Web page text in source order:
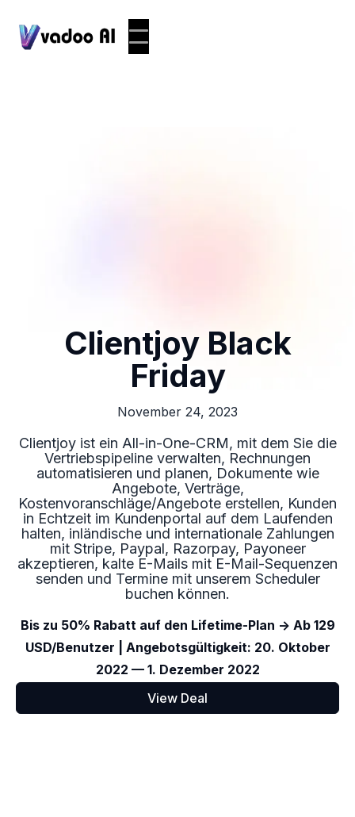
Clientjoy Black
Friday
November 24, 2023
Clientjoy ist ein All-in-One-CRM, mit dem Sie die
Vertriebspipeline verwalten, Rechnungen
automatisieren und planen, Dokumente wie
Angebote, Verträge,
Kostenvoranschläge/Angebote erstellen, Kunden
in Echtzeit im Kundenportal auf dem Laufenden
halten, inländische und internationale Zahlungen
mit Stripe, Paypal, Razorpay, Payoneer
akzeptieren, kalte E-Mails mit E-Mail-Sequenzen
senden und Termine mit unserem Scheduler
buchen können.
Bis zu 50% Rabatt auf den Lifetime-Plan -> Ab 129
USD/Benutzer | Angebotsgültigkeit: 20. Oktober
2022 — 1. Dezember 2022
View Deal